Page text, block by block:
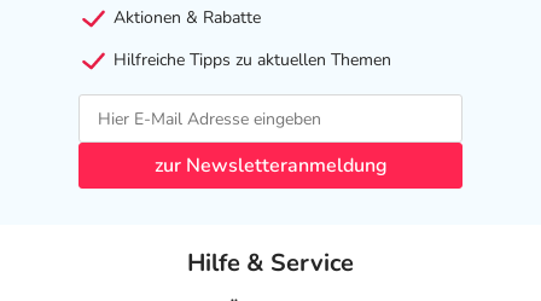
Aktionen & Rabatte
Hilfreiche Tipps zu aktuellen Themen
zur Newsletteranmeldung
Hilfe & Service